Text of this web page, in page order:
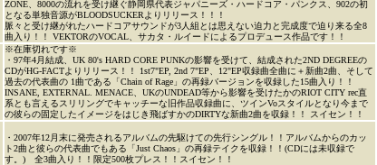
ZONE、8000の流れを受け継ぐ静岡県代表ジャパニーズ・ハードコア・パンクス、902の初
となる単独音源がBLOODSUCKERよりリリース！！！
脈々と受け継がれたハードコアサウンドが3人組とは思えない迫力と完成度で迫り来る全8
曲入り！！ VEKTORのVOCAL、サカタ・ルイードによるプロデュース作品です！！
※在庫切れです※
・97年4月結成、UK 80's HARD CORE PUNKの影響を受けて、結成された2ND DEGREEの
CDがHG-FACTよりリリース！！ 1st7"EP, 2nd 7"EP、12"EP収録曲全曲に＋新曲2曲、そして
過去の代表曲の 1曲である「Chain of Rage」の再録バージョンを収録した15曲入り！！
INSANE, EXTERNAL. MENACE、UKのUNDEAD等から影響を受けたかのRIOT CITY rec直
系とも言えるスリリングでキャッチーな旧作品収録曲に、ツインVoスタイルとなり今まで
の彼らの固定したイメージをはじき飛ばすかのDIRTYな新曲2曲を収録！！ スイセン！！
・2007年12月末に発売されるアルバムの先駆けての先行シングル！！アルバムからのカッ
ト2曲と彼らの代表曲でもある「Just Chaos」の再録テイクを収録！！(CDには未収録で
す。) 全3曲入り！！限定500枚プレス！！スイセン！！